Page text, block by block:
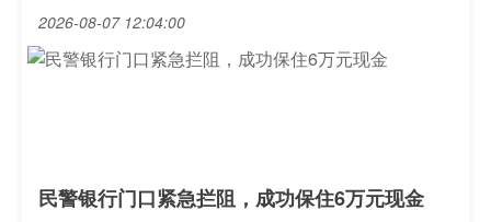
2026-08-07 12:04:00
民警银行门口紧急拦阻，成功保住6万元现金